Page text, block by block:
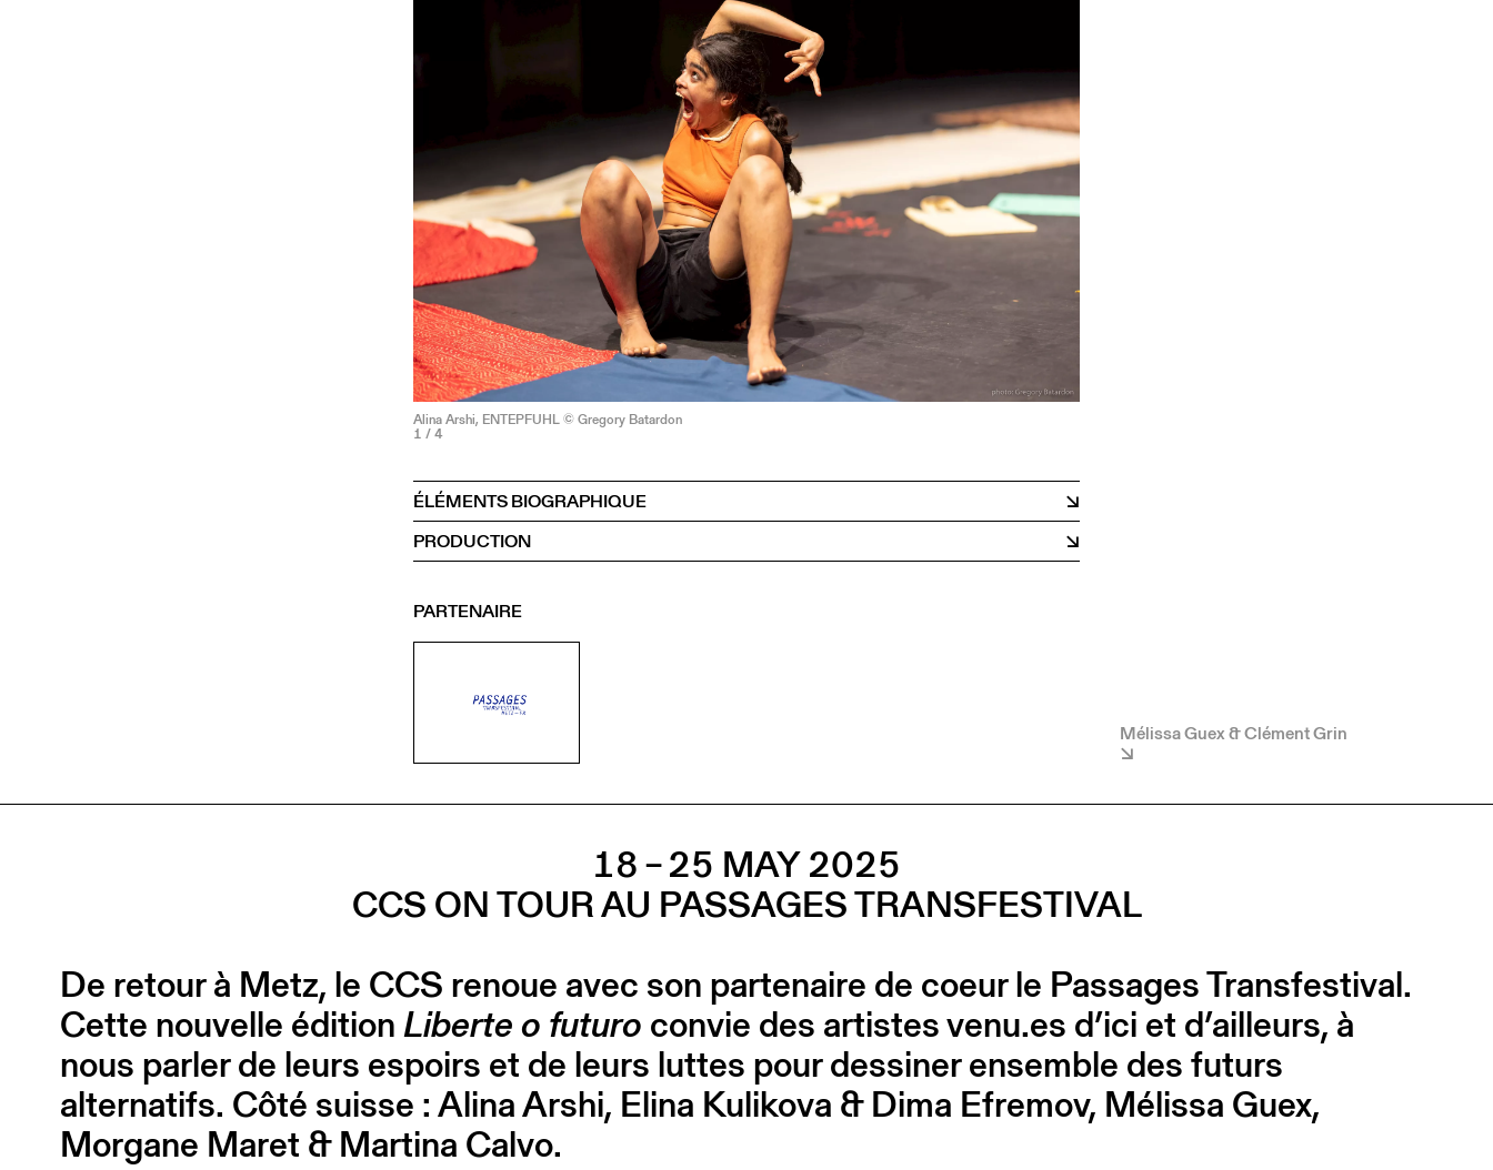
Alina Arshi, ENTEPFUHL © Gregory Batardon
1 / 4
ÉLÉMENTS BIOGRAPHIQUE
PRODUCTION
PARTENAIRE
Mélissa Guex & Clément Grin
18 – 25 MAY 2025
CCS ON TOUR AU PASSAGES TRANSFESTIVAL
De retour à Metz, le CCS renoue avec son partenaire de coeur le Passages Transfestival.
Cette nouvelle éditionLiberte o futuro convie des artistes venu.es d’ici et d’ailleurs, à
nous parler de leurs espoirs et de leurs luttes pour dessiner ensemble des futurs
alternatifs. Côté suisse : Alina Arshi, Elina Kulikova & Dima Efremov, Mélissa Guex,
Morgane Maret & Martina Calvo.